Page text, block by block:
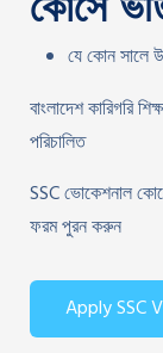
যে কোন সালে
বাংলাদেশ কারিগরি
পরিচালিত
SSC ভোকেশনাল
ফরম পুরন করুন
Apply SSC